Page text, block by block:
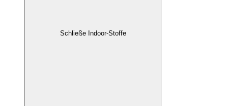
Schließe Indoor-Stoffe